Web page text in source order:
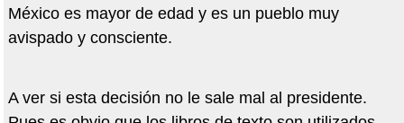
México es mayor de edad y es un pueblo muy
avispado y consciente.
A ver si esta decisión no le sale mal al presidente.